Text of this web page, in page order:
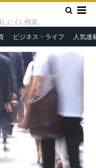
にくい投資」
ビジネス・ライフ 人気連